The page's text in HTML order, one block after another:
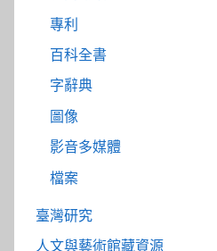
專利
百科全書
字辭典
圖像
影音多媒體
檔案
臺灣研究
人文與藝術館藏資源